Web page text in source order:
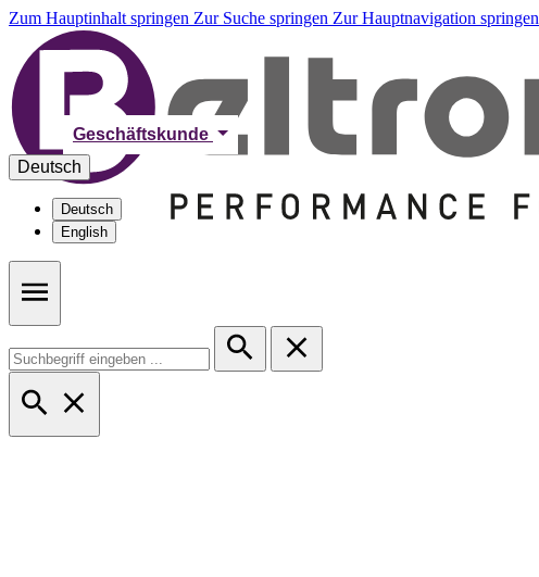
Zum Hauptinhalt springen Zur Suche springen Zur Hauptnavigation springen
Geschäftskunde
Deutsch
Deutsch
English